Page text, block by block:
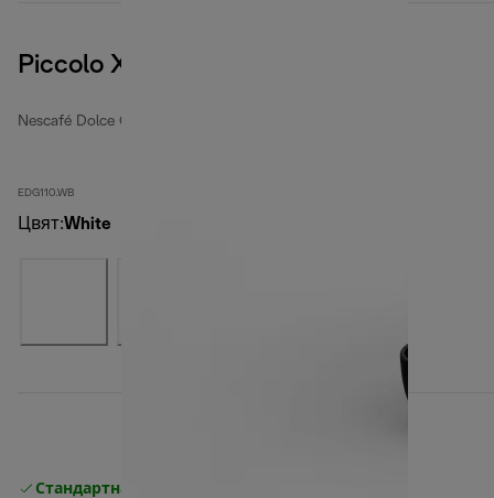
Piccolo XS, White
Nescafé Dolce Gusto coffee machines
EDG110.WB
Цвят:White
Стандартна безплатна доставка